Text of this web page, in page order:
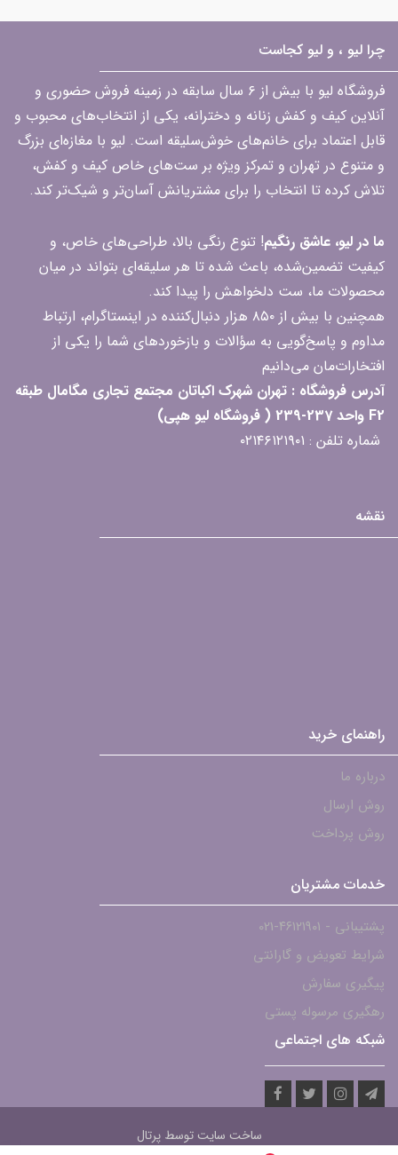
چرا لیو ، و لیو کجاست
فروشگاه لیو با بیش از ۶ سال سابقه در زمینه فروش حضوری و
آنلاین کیف و کفش زنانه و دخترانه، یکی از انتخاب‌های محبوب و
قابل اعتماد برای خانم‌های خوش‌سلیقه است. لیو با مغازه‌ای بزرگ
و متنوع در تهران و تمرکز ویژه بر ست‌های خاص کیف و کفش،
تلاش کرده تا انتخاب را برای مشتریانش آسان‌تر و شیک‌تر کند.
ما در لیو، عاشق رنگیم! تنوع رنگی بالا، طراحی‌های خاص، و
کیفیت تضمین‌شده، باعث شده تا هر سلیقه‌ای بتواند در میان
محصولات ما، ست دلخواهش را پیدا کند.
همچنین با بیش از ۸۵۰ هزار دنبال‌کننده در اینستاگرام، ارتباط
مداوم و پاسخ‌گویی به سؤالات و بازخوردهای شما را یکی از
افتخارات‌مان می‌دانیم
آدرس فروشگاه : تهران شهرک اکباتان مجتمع تجاری مگامال طبقه
F2 واحد 237-239 ( فروشگاه لیو هپی)
شماره تلفن : ۰۲۱۴۶۱۲۱۹۰۱
نقشه
راهنمای خرید
درباره ما
روش ارسال
روش پرداخت
خدمات مشتریان
پشتیبانی - ۴۶۱۲۱۹۰۱-021
شرایط تعویض و گارانتی
پیگیری سفارش
رهگیری مرسوله پستی
شبکه های اجتماعی
ساخت سایت توسطپرتال